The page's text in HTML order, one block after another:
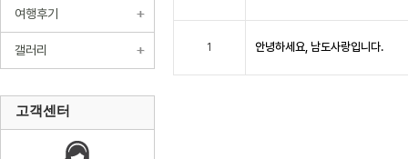
여행후기
갤러리
고객센터
1 안녕하세요, 남도사랑입니다.